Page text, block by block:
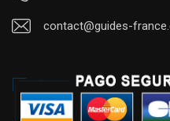
contact@guides-